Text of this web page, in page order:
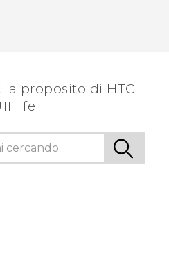
a proposito di HTC
life